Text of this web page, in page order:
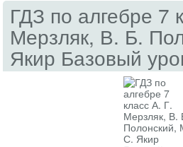
ГДЗ по алгебре 7
Мерзляк, В. Б.
Якир Базовый